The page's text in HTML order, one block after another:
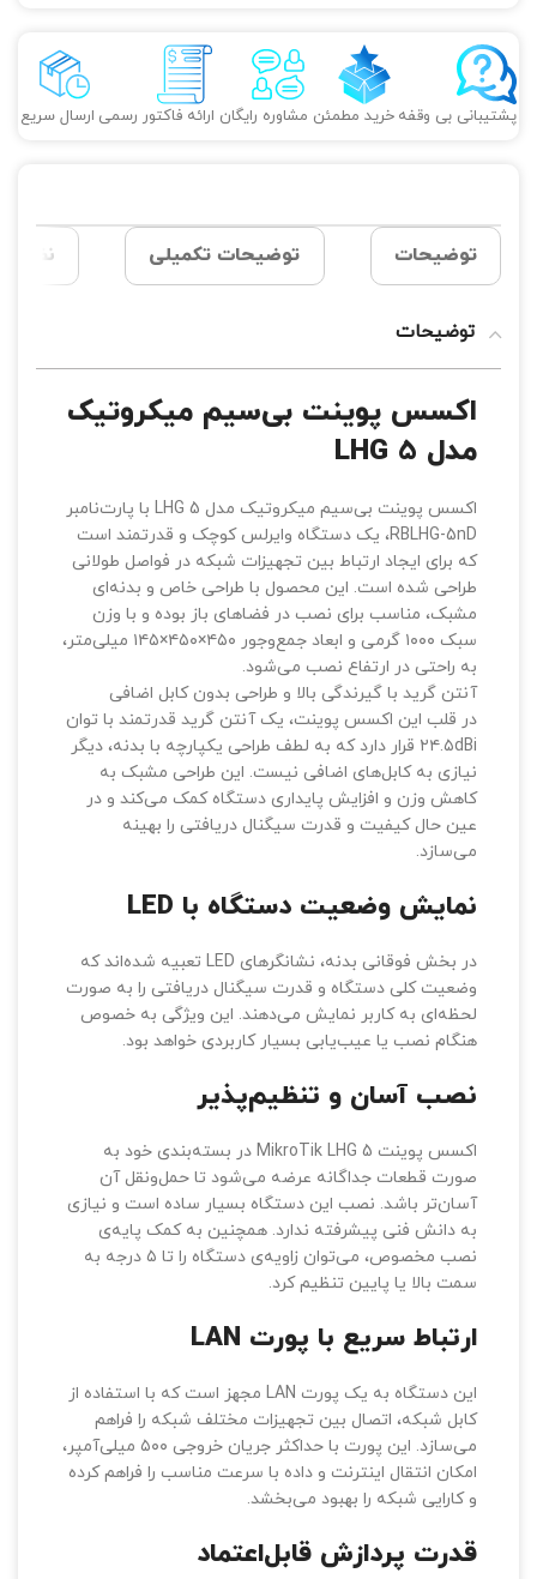
اکسس پوینت بی‌سیم میکروتیک
مدل LHG 5
اکسس پوینت بی‌سیم میکروتیک مدل LHG 5 با پارت‌نامبر
RBLHG-5nD، یک دستگاه وایرلس کوچک و قدرتمند است
که برای ایجاد ارتباط بین تجهیزات شبکه در فواصل طولانی
طراحی شده است. این محصول با طراحی خاص و بدنه‌ای
مشبک، مناسب برای نصب در فضاهای باز بوده و با وزن
سبک ۱۰۰۰ گرمی و ابعاد جمع‌وجور ۴۵۰×۴۵۰×۱۴۵ میلی‌متر،
به راحتی در ارتفاع نصب می‌شود.
آنتن گرید با گیرندگی بالا و طراحی بدون کابل اضافی
در قلب این اکسس پوینت، یک آنتن گرید قدرتمند با توان
۲۴.۵dBi قرار دارد که به لطف طراحی یکپارچه با بدنه، دیگر
نیازی به کابل‌های اضافی نیست. این طراحی مشبک به
کاهش وزن و افزایش پایداری دستگاه کمک می‌کند و در
می‌سازد.
نمایش وضعیت دستگاه با LED
در بخش فوقانی بدنه، نشانگرهای LED تعبیه شده‌اند که
وضعیت کلی دستگاه و قدرت سیگنال دریافتی را به صورت
هنگام نصب یا عیب‌یابی بسیار کاربردی خواهد بود.
نصب آسان و تنظیم‌پذیر
اکسس پوینت MikroTik LHG 5 در بسته‌بندی خود به
صورت قطعات جداگانه عرضه می‌شود تا حمل‌ونقل آن
آسان‌تر باشد. نصب این دستگاه بسیار ساده است و نیازی
به دانش فنی پیشرفته ندارد. همچنین به کمک پایه‌ی
سمت بالا یا پایین تنظیم کرد.
ارتباط سریع با پورت LAN
این دستگاه به یک پورت LAN مجهز است که با استفاده از
کابل شبکه، اتصال بین تجهیزات مختلف شبکه را فراهم
و کارایی شبکه را بهبود می‌بخشد.